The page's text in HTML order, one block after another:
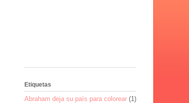
Etiquetas
Abraham deja su país para colorear (1)